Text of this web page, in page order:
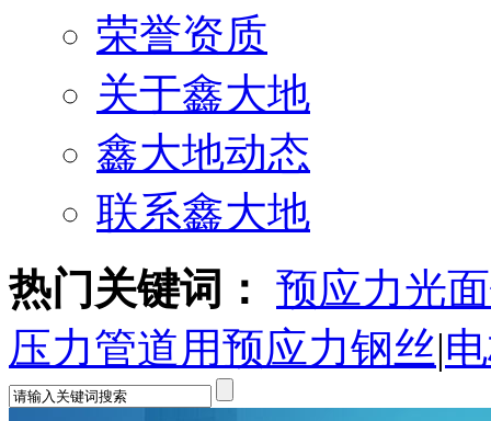
荣誉资质
关于鑫大地
鑫大地动态
联系鑫大地
热门关键词： 预应力光
压力管道用预应力钢丝|